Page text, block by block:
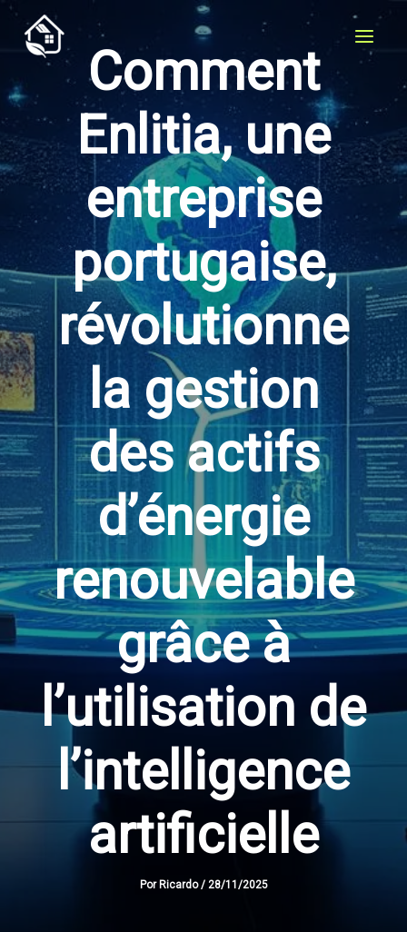
Aller
contenu
Comment
Enlitia, une
entreprise
portugaise,
révolutionne
la gestion
des actifs
d’énergie
renouvelable
grâce à
l’utilisation de
l’intelligence
artificielle
Por Ricardo/ 28/11/2025